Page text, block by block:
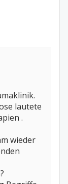
lautete
.
wieder